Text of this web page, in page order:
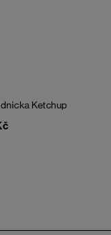
Ketchup